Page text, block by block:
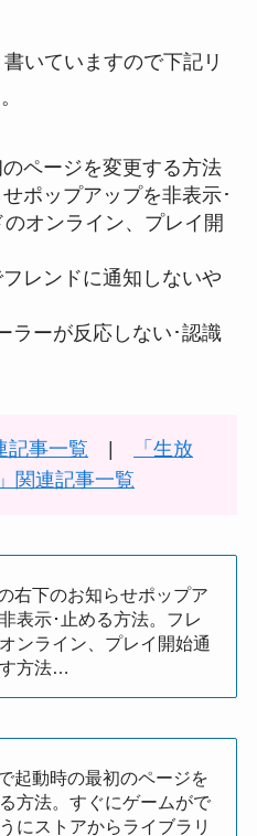
いていますので下記リ
ページを変更する方法
ポップアップを非表示･
オンライン、プレイ開
レンドに通知しないや
ラーが反応しない･認識
記事一覧
「生放
関連記事一覧
右下のお知らせポップア
表示･止める方法。フレ
ンライン、プレイ開始通
方法…
起動時の最初のページを
方法。すぐにゲームがで
にストアからライブラリ